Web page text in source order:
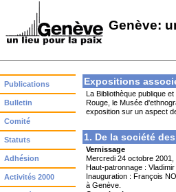
Genève:
Publications
Bulletin
Comité
Statuts
Adhésion
Activités 2000
Expositions
La Bibliothèque publique
Rouge, le Musée
exposition sur un aspect
1. De la société
Vernissage
Mercredi 24 octobre 2001,
Haut-patronnage :
Inauguration : François
à Genève.